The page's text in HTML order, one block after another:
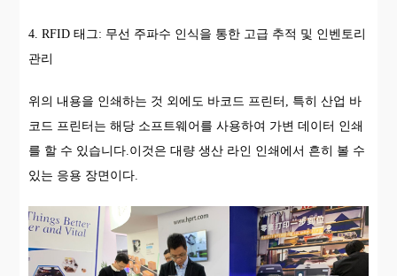
4. RFID 태그: 무선 주파수 인식을 통한 고급 추적 및 인벤토리
관리
위의 내용을 인쇄하는 것 외에도 바코드 프린터, 특히 산업 바
코드 프린터는 해당 소프트웨어를 사용하여 가변 데이터 인쇄
를 할 수 있습니다.이것은 대량 생산 라인 인쇄에서 흔히 볼 수
있는 응용 장면이다.